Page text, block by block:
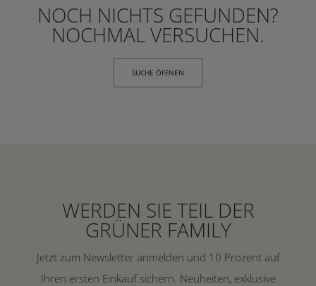
NOCH NICHTS GEFUNDEN?
NOCHMAL VERSUCHEN.
SUCHE ÖFFNEN
WERDEN SIE TEIL DER
GRÜNER FAMILY
Jetzt zum Newsletter anmelden und 10 Prozent auf
Ihren ersten Einkauf sichern. Neuheiten, exklusive